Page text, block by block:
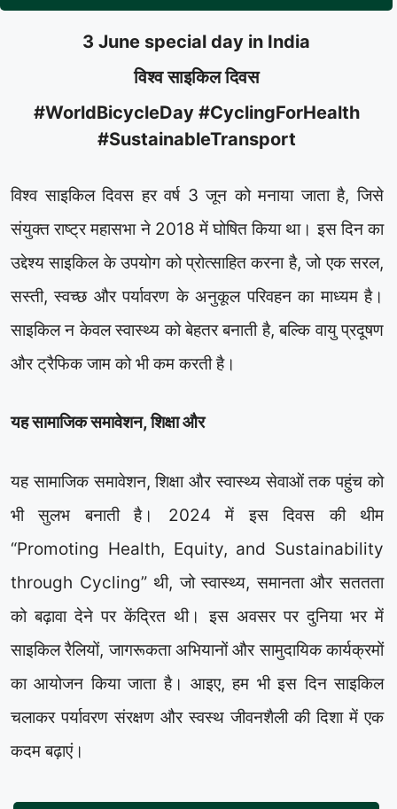
3 June special day in India
विश्व साइकिल दिवस
#WorldBicycleDay #CyclingForHealth
#SustainableTransport
विश्व साइकिल दिवस हर वर्ष 3 जून को मनाया जाता है, जिसे
संयुक्त राष्ट्र महासभा ने 2018 में घोषित किया था। इस दिन का
उद्देश्य साइकिल के उपयोग को प्रोत्साहित करना है, जो एक सरल,
सस्ती, स्वच्छ और पर्यावरण के अनुकूल परिवहन का माध्यम है।
साइकिल न केवल स्वास्थ्य को बेहतर बनाती है, बल्कि वायु प्रदूषण
और ट्रैफिक जाम को भी कम करती है।
यह सामाजिक समावेशन, शिक्षा और
यह सामाजिक समावेशन, शिक्षा और स्वास्थ्य सेवाओं तक पहुंच को
भी सुलभ बनाती है। 2024 में इस दिवस की थीम
“Promoting Health, Equity, and Sustainability
through Cycling” थी, जो स्वास्थ्य, समानता और सततता
को बढ़ावा देने पर केंद्रित थी। इस अवसर पर दुनिया भर में
साइकिल रैलियों, जागरूकता अभियानों और सामुदायिक कार्यक्रमों
का आयोजन किया जाता है। आइए, हम भी इस दिन साइकिल
चलाकर पर्यावरण संरक्षण और स्वस्थ जीवनशैली की दिशा में एक
कदम बढ़ाएं।